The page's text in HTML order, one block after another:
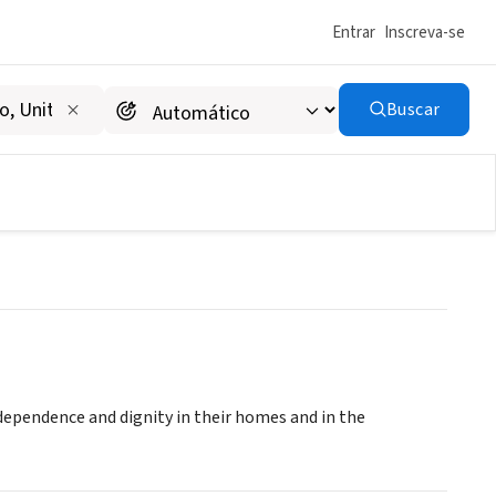
Entrar Inscreva-se
Buscar
and dignity in their homes and in the